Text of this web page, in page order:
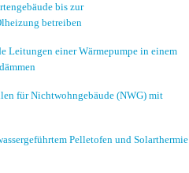
bis zur
betreiben
Leitungen einer Wärmepumpe in einem
für Nichtwohngebäude (NWG) mit
Pelletofen und Solarthermie